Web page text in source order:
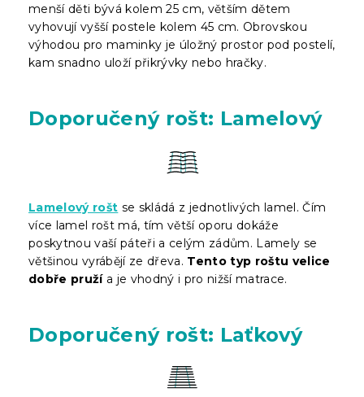
menší děti bývá kolem 25 cm, větším dětem
vyhovují vyšší postele kolem 45 cm. Obrovskou
výhodou pro maminky je úložný prostor pod postelí,
kam snadno uloží přikrývky nebo hračky.
Doporučený rošt: Lamelový
Lamelový rošt se skládá z jednotlivých lamel. Čím
více lamel rošt má, tím větší oporu dokáže
poskytnou vaší páteři a celým zádům. Lamely se
většinou vyrábějí ze dřeva. Tento typ roštu velice
dobře pružía je vhodný i pro nižší matrace.
Doporučený rošt: Laťkový